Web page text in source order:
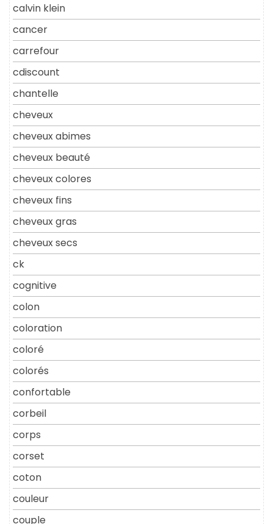
calvin klein
cancer
carrefour
cdiscount
chantelle
cheveux
cheveux abimes
cheveux beauté
cheveux colores
cheveux fins
cheveux gras
cheveux secs
ck
cognitive
colon
coloration
coloré
colorés
confortable
corbeil
corps
corset
coton
couleur
couple